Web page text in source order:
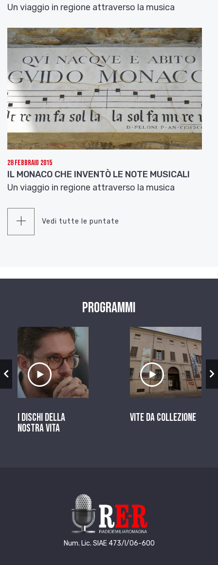
Un viaggio in regione attraverso la musica
28 Febbraio 2015
IL MONACO CHE INVENTÒ LE NOTE MUSICALI
Un viaggio in regione attraverso la musica
Vedi tutte le puntate
Programmi
Ascolta il servizio
I dischi della
nostra vita
Ascolta il
Vite da Collezione
Num. Lic. SIAE 473/I/06-600